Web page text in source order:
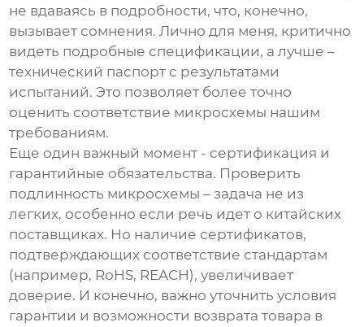
не вдаваясь в подробности, что, конечно,
вызывает сомнения. Лично для меня, критично
видеть подробные спецификации, а лучше –
технический паспорт с результатами
испытаний. Это позволяет более точно
оценить соответствие микросхемы нашим
требованиям.
Еще один важный момент - сертификация и
гарантийные обязательства. Проверить
подлинность микросхемы – задача не из
легких, особенно если речь идет о китайских
поставщиках. Но наличие сертификатов,
подтверждающих соответствие стандартам
(например, RoHS, REACH), увеличивает
доверие. И конечно, важно уточнить условия
гарантии и возможности возврата товара в